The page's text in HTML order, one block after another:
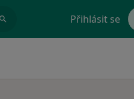
Přihlásit se